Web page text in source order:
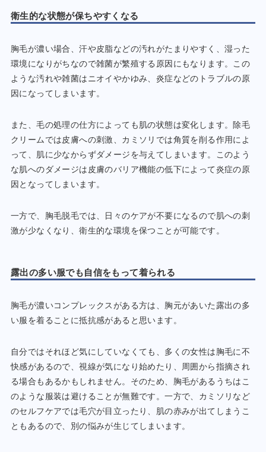
衛生的な状態が保ちやすくなる
胸毛が濃い場合、汗や皮脂などの汚れがたまりやすく、湿った
環境になりがちなので雑菌が繁殖する原因にもなります。この
ような汚れや雑菌はニオイやかゆみ、炎症などのトラブルの原
因になってしまいます。
また、毛の処理の仕方によっても肌の状態は変化します。除毛
クリームでは皮膚への刺激、カミソリでは角質を削る作用によ
って、肌に少なからずダメージを与えてしまいます。このよう
な肌へのダメージは皮膚のバリア機能の低下によって炎症の原
因となってしまいます。
一方で、胸毛脱毛では、日々のケアが不要になるので肌への刺
激が少なくなり、衛生的な環境を保つことが可能です。
露出の多い服でも自信をもって着られる
胸毛が濃いコンプレックスがある方は、胸元があいた露出の多
い服を着ることに抵抗感があると思います。
自分ではそれほど気にしていなくても、多くの女性は胸毛に不
快感があるので、視線が気になり始めたり、周囲から指摘され
る場合もあるかもしれません。そのため、胸毛があるうちはこ
のような服装は避けることが無難です。一方で、カミソリなど
のセルフケアでは毛穴が目立ったり、肌の赤みが出てしまうこ
ともあるので、別の悩みが生じてしまいます。